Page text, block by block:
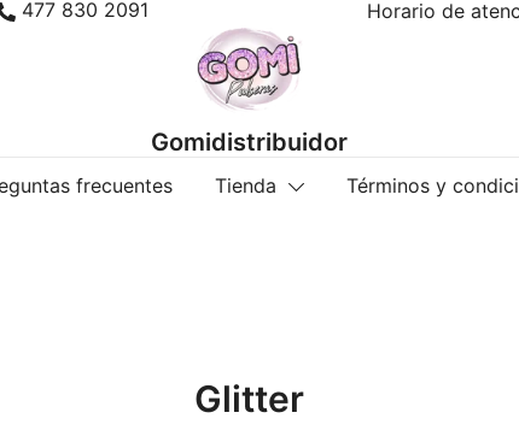
477 830 2091 Horario de
Gomidistribuidor
frecuentes Tienda Términos y
Glitter